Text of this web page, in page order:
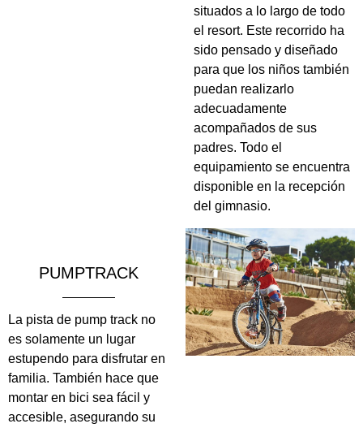
situados a lo largo de todo
el resort. Este recorrido ha
sido pensado y diseñado
para que los niños también
puedan realizarlo
adecuadamente
acompañados de sus
padres. Todo el
equipamiento se encuentra
disponible en la recepción
del gimnasio.
PUMPTRACK
La pista de pump track no
es solamente un lugar
estupendo para disfrutar en
familia. También hace que
montar en bici sea fácil y
accesible, asegurando su